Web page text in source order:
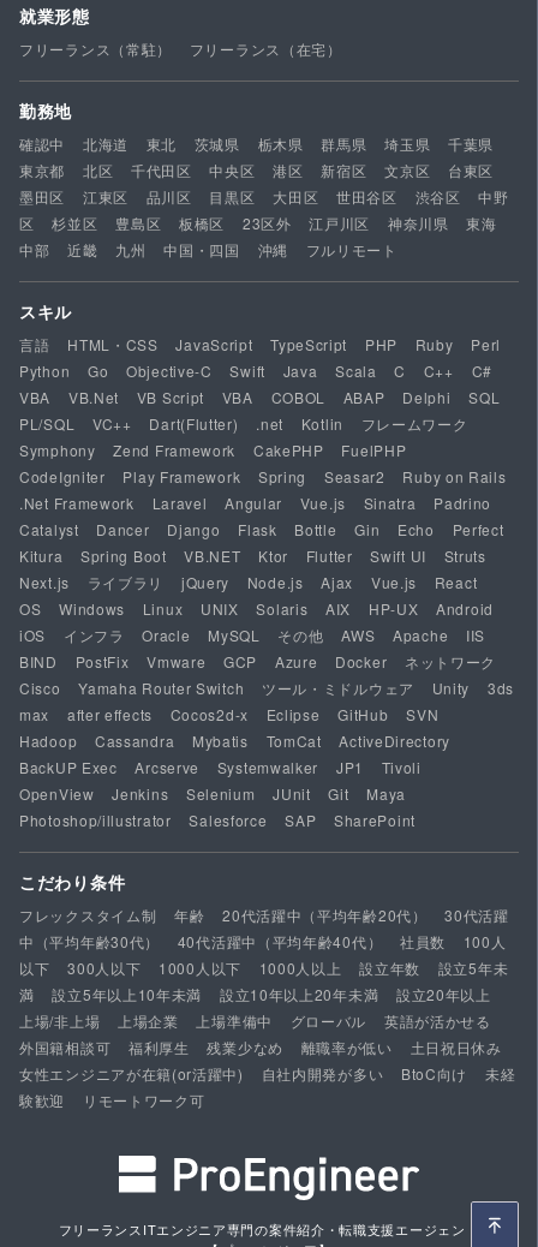
就業形態
フリーランス（常駐） フリーランス（在宅）
勤務地
確認中 北海道 東北 茨城県 栃木県 群馬県 埼玉県
千葉県
東京都
北区 千代田区 中央区 港区 新宿区 文京区
台東区
墨田区
江東区 品川区 目黒区 大田区 世田谷区 渋谷区
中野
区
杉並区 豊島区 板橋区 23区外 江戸川区 神奈川県
東海
中部
近畿 九州 中国・四国 沖縄 フルリモート
スキル
言語 HTML・CSS JavaScript TypeScript PHP Ruby
Perl
Python
Go Objective-C Swift Java Scala C C++
C#
VBA
VB.Net VB Script VBA COBOL ABAP Delphi
SQL
PL/SQL
VC++ Dart(Flutter) .net Kotlin
フレームワーク
Symphony
Zend Framework CakePHP
FuelPHP
CodeIgniter
Play Framework Spring Seasar2
Ruby on Rails
.Net Framework
Laravel Angular Vue.js Sinatra
Padrino
Catalyst
Dancer Django Flask Bottle Gin Echo
Perfect
Kitura
Spring Boot VB.NET Ktor Flutter Swift UI
Struts
Next.js
ライブラリ jQuery Node.js Ajax Vue.js
React
OS
Windows Linux UNIX Solaris AIX HP-UX
Android
iOS
インフラ Oracle MySQL その他 AWS Apache
IIS
BIND
PostFix Vmware GCP Azure Docker
ネットワーク
Cisco
Yamaha Router Switch ツール・ミドルウェア Unity
3ds
max
after effects Cocos2d-x Eclipse GitHub
SVN
Hadoop
Cassandra Mybatis TomCat
ActiveDirectory
BackUP Exec
Arcserve Systemwalker JP1
Tivoli
OpenView
Jenkins Selenium JUnit Git
Maya
Photoshop/illustrator
Salesforce SAP SharePoint
こだわり条件
フレックスタイム制 年齢 20代活躍中（平均年齢20代）
30代活躍
中（平均年齢30代）
40代活躍中（平均年齢40代） 社員数
100人
以下
300人以下 1000人以下 1000人以上 設立年数
設立5年未
満
設立5年以上10年未満 設立10年以上20年未満
設立20年以上
上場/非上場
上場企業 上場準備中 グローバル
英語が活かせる
外国籍相談可
福利厚生 残業少なめ 離職率が低い
土日祝日休み
女性エンジニアが在籍(or活躍中)
自社内開発が多い BtoC向け
未経
験歓迎
リモートワーク可
フリーランスITエンジニア専門の案件紹介・転職支援エージェント